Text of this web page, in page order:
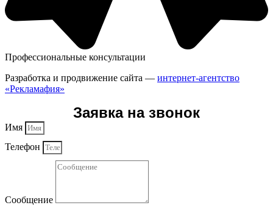
Профессиональные консультации
Разработка и продвижение сайта — интернет-агентство
«Рекламафия»
Заявка на звонок
Имя
Телефон
Сообщение